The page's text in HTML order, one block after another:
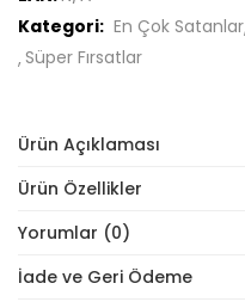
Kategori: En Çok Satanlar
Süper Fırsatlar
Ürün Açıklaması
Ürün Özellikler
Yorumlar (0)
İade ve Geri Ödeme